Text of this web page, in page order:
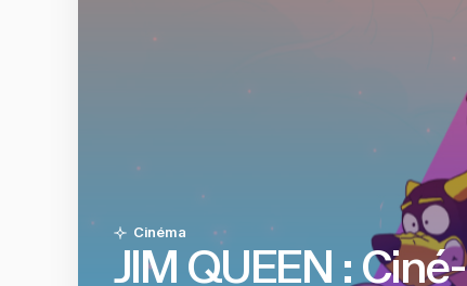
Cinéma
JIM QUEEN :